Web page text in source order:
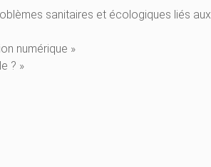
sanitaires et écologiques liés aux
numérique »
? »